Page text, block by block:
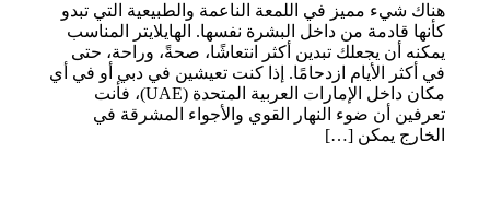
هناك شيء مميز في اللمعة الناعمة والطبيعية التي تبدو
كأنها قادمة من داخل البشرة نفسها. الهايلايتر المناسب
يمكنه أن يجعلك تبدين أكثر انتعاشًا، صحةً، وراحة، حتى
في أكثر الأيام ازدحامًا. إذا كنت تعيشين في دبي أو في أي
مكان داخل الإمارات العربية المتحدة (UAE)، فأنت
تعرفين أن ضوء النهار القوي والأجواء المشرقة في
الخارج يمكن […]